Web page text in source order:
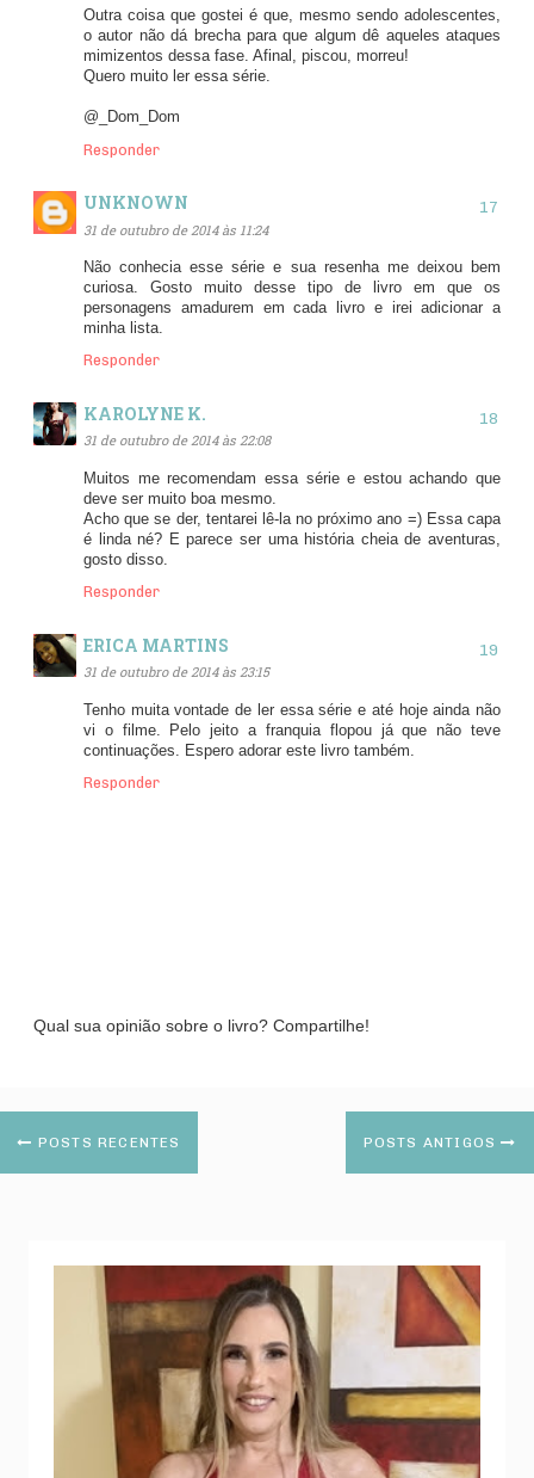
Outra coisa que gostei é que, mesmo sendo adolescentes,
o autor não dá brecha para que algum dê aqueles ataques
mimizentos dessa fase. Afinal, piscou, morreu!
Quero muito ler essa série.
@_Dom_Dom
Responder
UNKNOWN
31 de outubro de 2014 às 11:24
Não conhecia esse série e sua resenha me deixou bem
curiosa. Gosto muito desse tipo de livro em que os
personagens amadurem em cada livro e irei adicionar a
minha lista.
Responder
KAROLYNE K.
31 de outubro de 2014 às 22:08
Muitos me recomendam essa série e estou achando que
deve ser muito boa mesmo.
Acho que se der, tentarei lê-la no próximo ano =) Essa capa
é linda né? E parece ser uma história cheia de aventuras,
gosto disso.
Responder
ERICA MARTINS
31 de outubro de 2014 às 23:15
Tenho muita vontade de ler essa série e até hoje ainda não
vi o filme. Pelo jeito a franquia flopou já que não teve
continuações. Espero adorar este livro também.
Responder
Qual sua opinião sobre o livro? Compartilhe!
POSTS RECENTES POSTS ANTIGOS